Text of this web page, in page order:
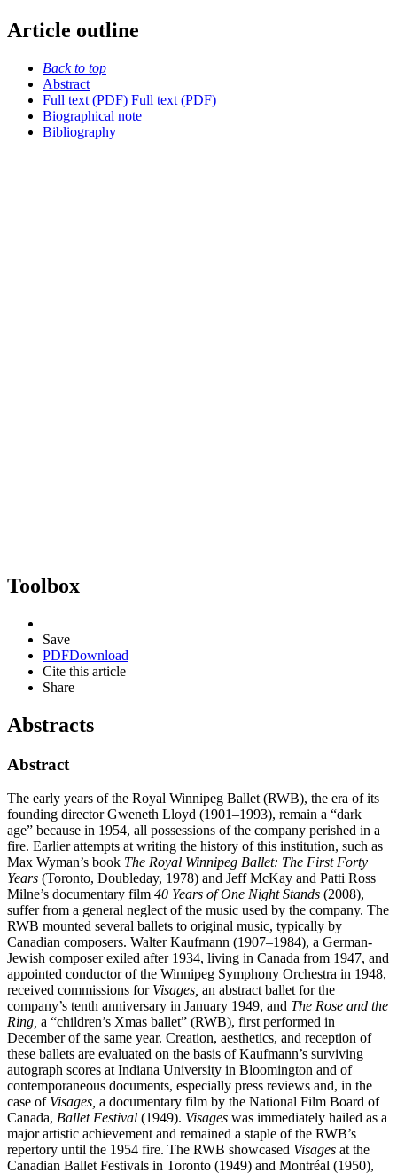
Article outline
Back to top
Abstract
Full text (PDF) Full text (PDF)
Biographical note
Bibliography
Toolbox
Save
PDFDownload
Cite this article
Share
Abstracts
Abstract
The early years of the Royal Winnipeg Ballet (RWB), the era of its
founding director Gweneth Lloyd (1901–1993), remain a “dark
age” because in 1954, all possessions of the company perished in a
fire. Earlier attempts at writing the history of this institution, such as
Max Wyman’s book The Royal Winnipeg Ballet: The First Forty
Years (Toronto, Doubleday, 1978) and Jeff McKay and Patti Ross
Milne’s documentary film 40 Years of One Night Stands (2008),
suffer from a general neglect of the music used by the company. The
RWB mounted several ballets to original music, typically by
Canadian composers. Walter Kaufmann (1907–1984), a German-
Jewish composer exiled after 1934, living in Canada from 1947, and
appointed conductor of the Winnipeg Symphony Orchestra in 1948,
received commissions for Visages, an abstract ballet for the
company’s tenth anniversary in January 1949, and The Rose and the
Ring, a “children’s Xmas ballet” (RWB), first performed in
December of the same year. Creation, aesthetics, and reception of
these ballets are evaluated on the basis of Kaufmann’s surviving
autograph scores at Indiana University in Bloomington and of
contemporaneous documents, especially press reviews and, in the
case of Visages, a documentary film by the National Film Board of
Canada, Ballet Festival (1949). Visages was immediately hailed as a
major artistic achievement and remained a staple of the RWB’s
repertory until the 1954 fire. The RWB showcased Visages at the
Canadian Ballet Festivals in Toronto (1949) and Montréal (1950),